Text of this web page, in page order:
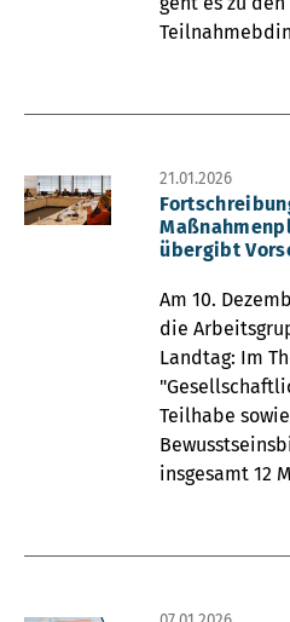
21.01.2026
übergibt
Am 10.
die
Landtag: Im
Teilhabe sowie
insgesamt 12